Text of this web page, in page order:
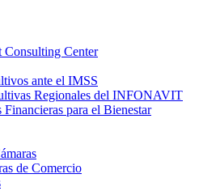
Consulting Center
ante el IMSS
Regionales del INFONAVIT
Financieras para el Bienestar
de Comercio